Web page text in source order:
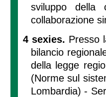
sviluppo della
collaborazione
4 sexies. Presso
bilancio
della legge
(Norme sul
Lombardia) -